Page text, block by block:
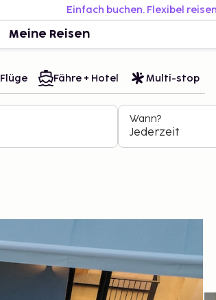
Einfach buchen. Flexibel
Meine Reisen
Flüge Fähre + Hotel Multi-stop
Wann?
Jederzeit